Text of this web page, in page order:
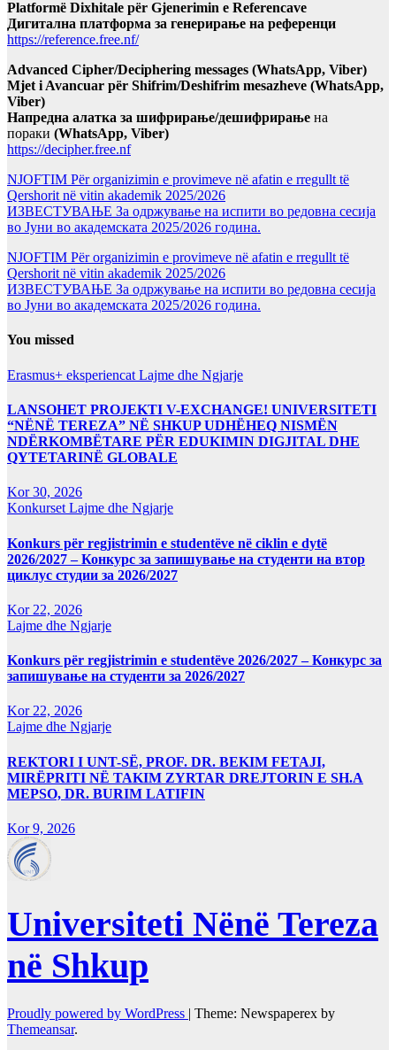
Platformë Dixhitale për Gjenerimin e Referencave
Дигитална платформа за генерирање на референци
https://reference.free.nf/
Advanced Cipher/Deciphering messages (WhatsApp, Viber)
Mjet i Avancuar për Shifrim/Deshifrim mesazheve (WhatsApp,
Viber)
Напредна алатка за шифрирање/дешифрирање на
пораки (WhatsApp, Viber)
https://decipher.free.nf
NJOFTIM Për organizimin e provimeve në afatin e rregullt të
Qershorit në vitin akademik 2025/2026
ИЗВЕСТУВАЊЕ За одржување на испити во редовна сесија
во Јуни во академската 2025/2026 година.
NJOFTIM Për organizimin e provimeve në afatin e rregullt të
Qershorit në vitin akademik 2025/2026
ИЗВЕСТУВАЊЕ За одржување на испити во редовна сесија
во Јуни во академската 2025/2026 година.
You missed
Erasmus+ eksperiencat Lajme dhe Ngjarje
LANSOHET PROJEKTI V-EXCHANGE! UNIVERSITETI
“NËNË TEREZA” NË SHKUP UDHËHEQ NISMËN
NDËRKOMBËTARE PËR EDUKIMIN DIGJITAL DHE
QYTETARINË GLOBALE
Kor 30, 2026
Konkurset Lajme dhe Ngjarje
Konkurs për regjistrimin e studentëve në ciklin e dytë
2026/2027 – Конкурс за запишување на студенти на втор
циклус студии за 2026/2027
Kor 22, 2026
Lajme dhe Ngjarje
Konkurs për regjistrimin e studentëve 2026/2027 – Конкурс за
запишување на студенти за 2026/2027
Kor 22, 2026
Lajme dhe Ngjarje
REKTORI I UNT-SË, PROF. DR. BEKIM FETAJI,
MIRËPRITI NË TAKIM ZYRTAR DREJTORIN E SH.A
MEPSO, DR. BURIM LATIFIN
Kor 9, 2026
Universiteti Nënë Tereza
në Shkup
Proudly powered by WordPress | Theme: Newspaperex by
Themeansar.